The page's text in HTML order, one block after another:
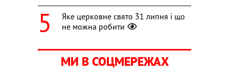
Яке церковне свято 31 липня і що
не можна робити
МИ В СОЦМЕРЕЖАХ